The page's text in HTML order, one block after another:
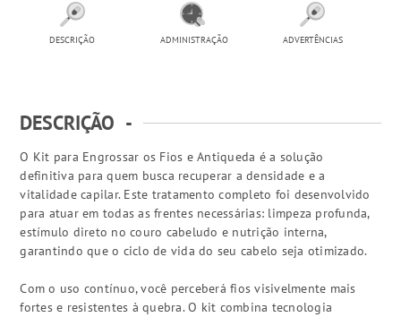
DESCRIÇÃO ADMINISTRAÇÃO ADVERTÊNCIAS
DESCRIÇÃO -
O Kit para Engrossar os Fios e Antiqueda é a solução
definitiva para quem busca recuperar a densidade e a
vitalidade capilar. Este tratamento completo foi desenvolvido
para atuar em todas as frentes necessárias: limpeza profunda,
estímulo direto no couro cabeludo e nutrição interna,
garantindo que o ciclo de vida do seu cabelo seja otimizado.
Com o uso contínuo, você perceberá fios visivelmente mais
fortes e resistentes à quebra. O kit combina tecnologia